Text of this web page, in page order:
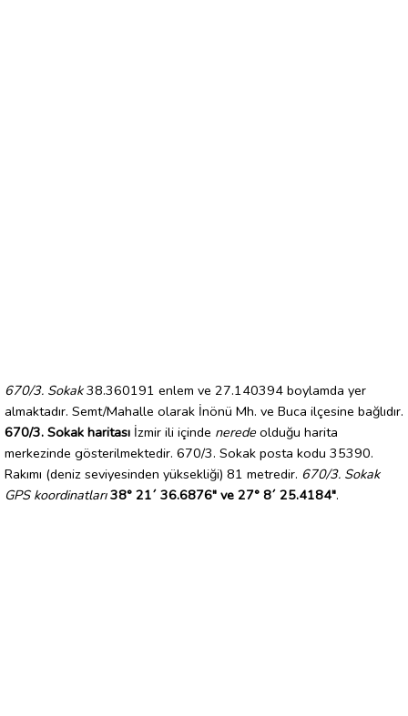
670/3. Sokak38.360191 enlem ve 27.140394 boylamda yer
almaktadır. Semt/Mahalle olarak İnönü Mh. ve Buca ilçesine bağlıdır.
670/3. Sokak haritası İzmir ili içinde nerede olduğu harita
merkezinde gösterilmektedir. 670/3. Sokak posta kodu 35390.
Rakımı (deniz seviyesinden yüksekliği) 81 metredir. 670/3. Sokak
GPS koordinatları 38° 21´ 36.6876" ve 27° 8´ 25.4184".